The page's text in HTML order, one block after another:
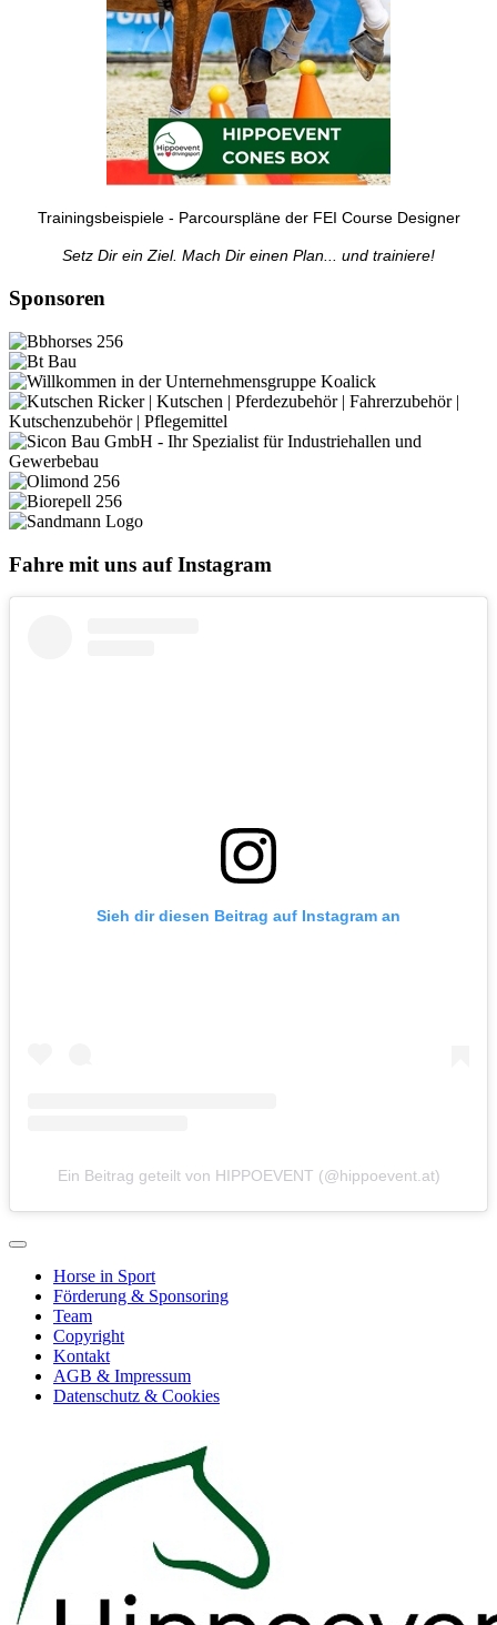
Trainingsbeispiele - Parcourspläne der FEI Course Designer
Setz Dir ein Ziel. Mach Dir einen Plan... und trainiere!
Sponsoren
Fahre mit uns auf Instagram
Sieh dir diesen Beitrag auf Instagram an
Ein Beitrag geteilt von HIPPOEVENT (@hippoevent.at)
Horse in Sport
Förderung & Sponsoring
Team
Copyright
Kontakt
AGB & Impressum
Datenschutz & Cookies